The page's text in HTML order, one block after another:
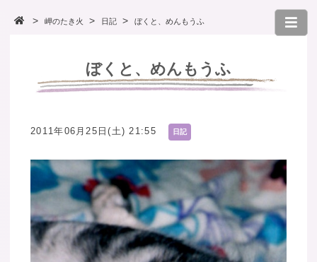
岬のたき火 日記 ぼくと、めんもうふ
ぼくと、めんもうふ
2011年06月25日(土) 21:55 日記